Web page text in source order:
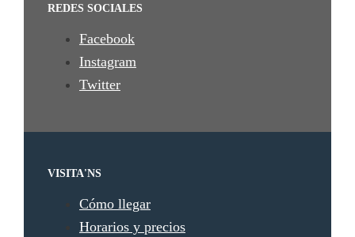
REDES SOCIALES
Facebook
Instagram
Twitter
VISITA'NS
Cómo llegar
Horarios y precios